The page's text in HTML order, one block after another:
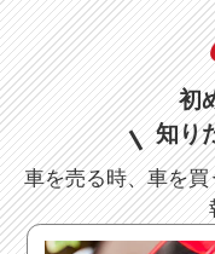
環境装備・福祉装
アイドリング
ストップ
電動リアゲー
ドレスアップ
初
知り
車を売る時、車を